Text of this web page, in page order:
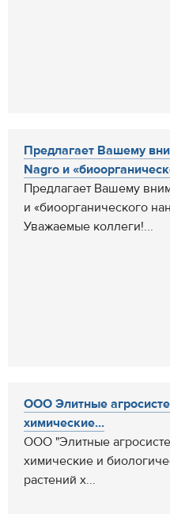
Предлагает Вашему
Nagro и
Предлагает Вашему
и «биоорганического
Уважаемые коллеги!...
ООО Элитные
химические...
ООО "Элитные
химические и
растений х...